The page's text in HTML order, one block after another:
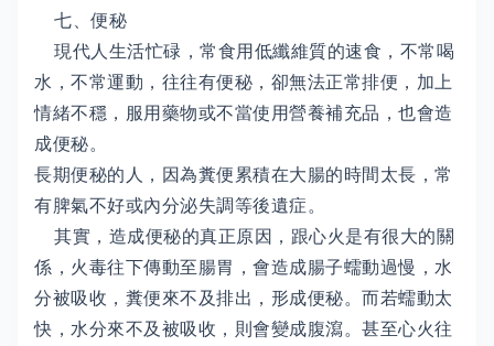
七、便秘
現代人生活忙碌，常食用低纖維質的速食，不常喝
水，不常運動，往往有便秘，卻無法正常排便，加上
情緒不穩，服用藥物或不當使用營養補充品，也會造
成便秘。
長期便秘的人，因為糞便累積在大腸的時間太長，常
有脾氣不好或內分泌失調等後遺症。
其實，造成便秘的真正原因，跟心火是有很大的關
係，火毒往下傳動至腸胃，會造成腸子蠕動過慢，水
分被吸收，糞便來不及排出，形成便秘。而若蠕動太
快，水分來不及被吸收，則會變成腹瀉。甚至心火往